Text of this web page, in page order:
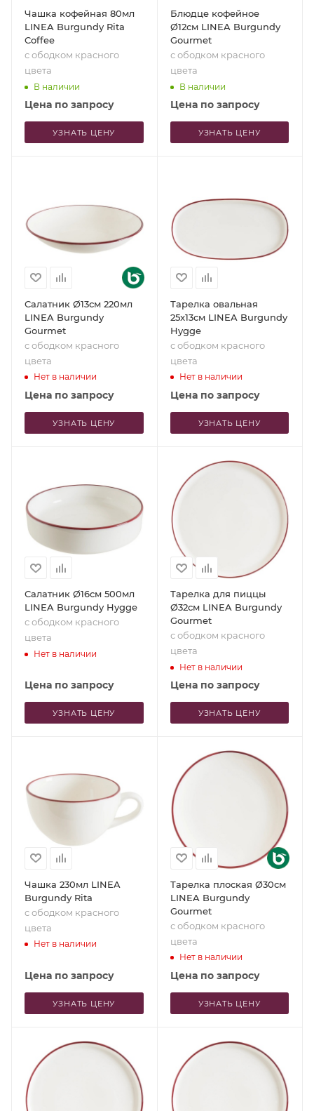
Чашка кофейная 80мл
LINEA Burgundy Rita
Coffee
с ободком красного
цвета
В наличии
Цена по запросу
УЗНАТЬ ЦЕНУ
Блюдце кофейное
Ø12см LINEA Burgundy
Gourmet
с ободком красного
цвета
В наличии
Цена по запросу
УЗНАТЬ ЦЕНУ
Салатник Ø13см 220мл
LINEA Burgundy
Gourmet
с ободком красного
цвета
Нет в наличии
Цена по запросу
УЗНАТЬ ЦЕНУ
Тарелка овальная
25x13см LINEA Burgundy
Hygge
с ободком красного
цвета
Нет в наличии
Цена по запросу
УЗНАТЬ ЦЕНУ
Салатник Ø16см 500мл
LINEA Burgundy Hygge
с ободком красного
цвета
Нет в наличии
Цена по запросу
УЗНАТЬ ЦЕНУ
Тарелка для пиццы
Ø32см LINEA Burgundy
Gourmet
с ободком красного
цвета
Нет в наличии
Цена по запросу
УЗНАТЬ ЦЕНУ
Чашка 230мл LINEA
Burgundy Rita
с ободком красного
цвета
Нет в наличии
Цена по запросу
УЗНАТЬ ЦЕНУ
Тарелка плоская Ø30см
LINEA Burgundy
Gourmet
с ободком красного
цвета
Нет в наличии
Цена по запросу
УЗНАТЬ ЦЕНУ